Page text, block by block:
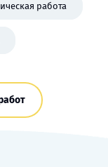
работа